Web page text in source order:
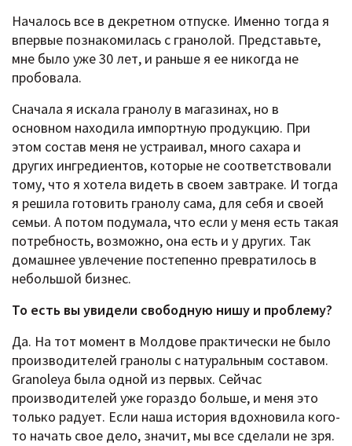
Началось все в декретном отпуске. Именно тогда я
впервые познакомилась с гранолой. Представьте,
мне было уже 30 лет, и раньше я ее никогда не
пробовала.
Сначала я искала гранолу в магазинах, но в
основном находила импортную продукцию. При
этом состав меня не устраивал, много сахара и
других ингредиентов, которые не соответствовали
тому, что я хотела видеть в своем завтраке. И тогда
я решила готовить гранолу сама, для себя и своей
семьи. А потом подумала, что если у меня есть такая
потребность, возможно, она есть и у других. Так
домашнее увлечение постепенно превратилось в
небольшой бизнес.
То есть вы увидели свободную нишу и проблему?
Да. На тот момент в Молдове практически не было
производителей гранолы с натуральным составом.
Granoleya была одной из первых. Сейчас
производителей уже гораздо больше, и меня это
только радует. Если наша история вдохновила кого-
то начать свое дело, значит, мы все сделали не зря.